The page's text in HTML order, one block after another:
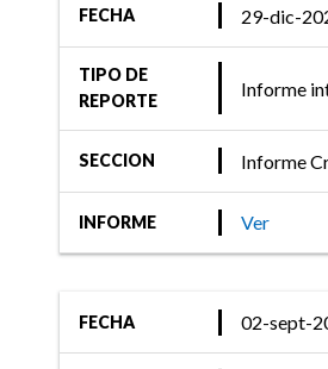
FECHA 29-dic-
TIPO DE
REPORTE
Informe
SECCION Informe
INFORME Ver
FECHA 02-sept-